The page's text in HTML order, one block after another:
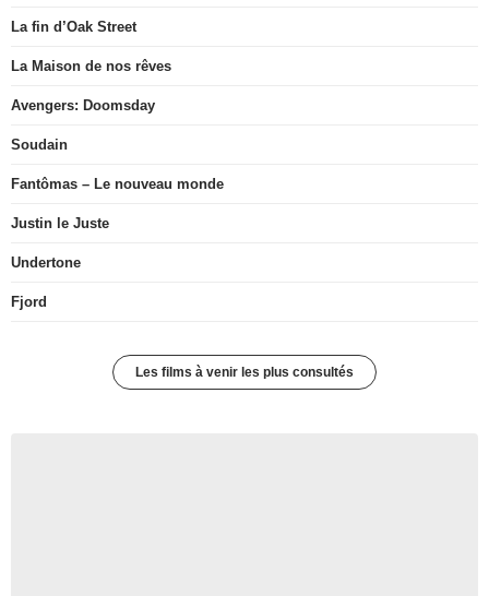
La fin d’Oak Street
La Maison de nos rêves
Avengers: Doomsday
Soudain
Fantômas – Le nouveau monde
Justin le Juste
Undertone
Fjord
Les films à venir les plus consultés